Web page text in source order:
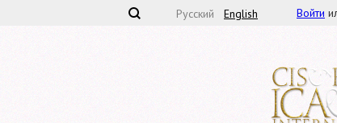
Войти
Русский English